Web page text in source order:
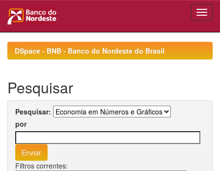
navigationDSpace - BNB - Banco do Nordeste do Brasil
Pesquisar
Pesquisar:
por
Filtros correntes: